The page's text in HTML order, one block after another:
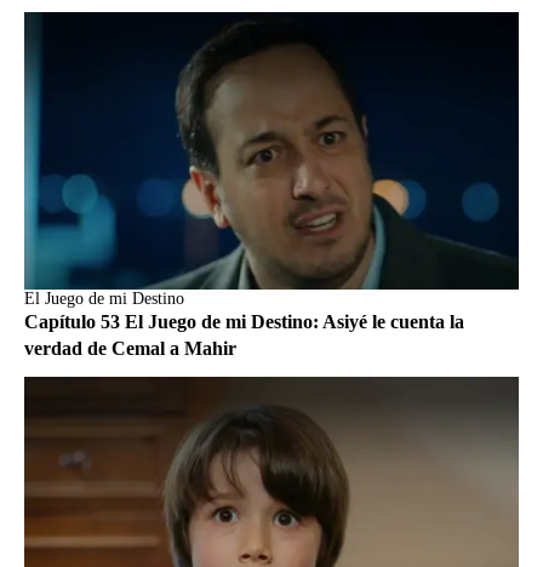
El Juego de mi Destino
Capítulo 53 El Juego de mi Destino: Asiyé le cuenta la
verdad de Cemal a Mahir